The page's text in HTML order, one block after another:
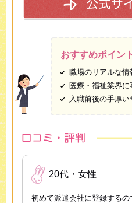
おすすめポイン
職場のリアルな情
医療・福祉業界に
入職前後の手厚い
20代・女性
初めて派遣会社に登録する